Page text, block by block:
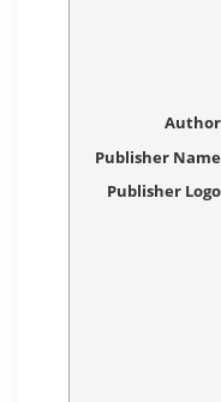
Author
Publisher Name
Publisher Logo